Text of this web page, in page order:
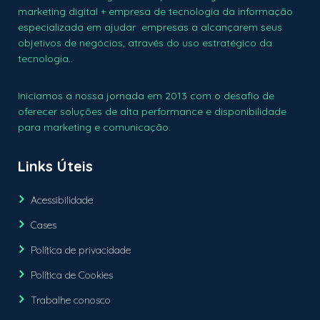
marketing digital + empresa de tecnologia da informação
especializada em ajudar empresas a alcançarem seus
objetivos de negócios, através do uso estratégico da
tecnologia..
Iniciamos a nossa jornada em 2013 com o desafio de
oferecer soluções de alta performance e disponibilidade
para marketing e comunicação.
Links Úteis
Acessibilidade
Cases
Política de privacidade
Política de Cookies
Trabalhe conosco